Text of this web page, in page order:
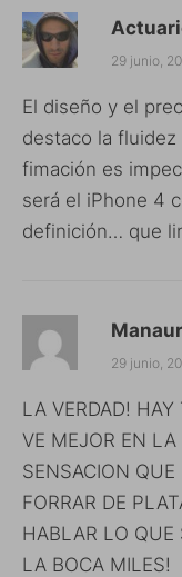
29 junio,
El diseño y el
destaco la fluidez
fimación es
será el iPhone 4
definición… que
29 junio,
LA VERDAD!
VE MEJOR EN
SENSACION
FORRAR DE
HABLAR LO QUE
LA BOCA MILES!